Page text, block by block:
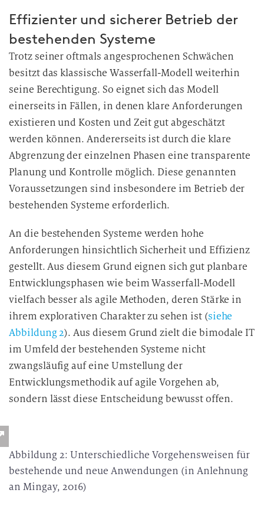
Effizienter und sicherer Betrieb der
bestehenden Systeme
Trotz seiner oftmals angesprochenen Schwächen
besitzt das klassische Wasserfall-Modell weiterhin
seine Berechtigung. So eignet sich das Modell
einerseits in Fällen, in denen klare Anforderungen
existieren und Kosten und Zeit gut abgeschätzt
werden können. Andererseits ist durch die klare
Abgrenzung der einzelnen Phasen eine transparente
Planung und Kontrolle möglich. Diese genannten
Voraussetzungen sind insbesondere im Betrieb der
bestehenden Systeme erforderlich.
An die bestehenden Systeme werden hohe
Anforderungen hinsichtlich Sicherheit und Effizienz
gestellt. Aus diesem Grund eignen sich gut planbare
Entwicklungsphasen wie beim Wasserfall-Modell
vielfach besser als agile Methoden, deren Stärke in
ihrem explorativen Charakter zu sehen ist (siehe
Abbildung 2). Aus diesem Grund zielt die bimodale IT
im Umfeld der bestehenden Systeme nicht
zwangsläufig auf eine Umstellung der
Entwicklungsmethodik auf agile Vorgehen ab,
sondern lässt diese Entscheidung bewusst offen.
Abbildung 2: Unterschiedliche Vorgehensweisen für
bestehende und neue Anwendungen (in Anlehnung
an Mingay, 2016)